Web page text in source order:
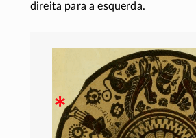
direita para a esquerda.